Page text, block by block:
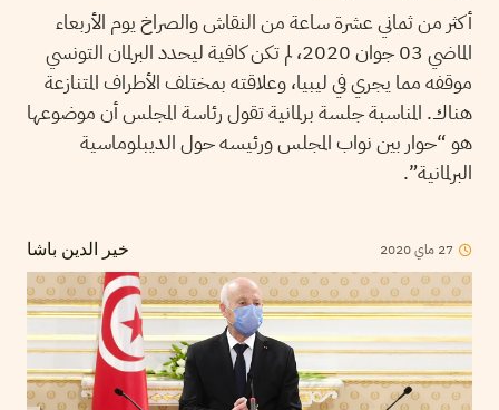
أكثر من ثماني عشرة ساعة من النقاش والصراخ يوم الأربعاء
الماضي 03 جوان 2020، لم تكن كافية ليحدد البرلمان التونسي
موقفه مما يجري في ليبيا، وعلاقته بمختلف الأطراف المتنازعة
هناك. المناسبة جلسة برلمانية تقول رئاسة المجلس أن موضوعها
هو “حوار بين نواب المجلس ورئيسه حول الديبلوماسية
البرلمانية”.
خير الدين باشا 27 ماي2020